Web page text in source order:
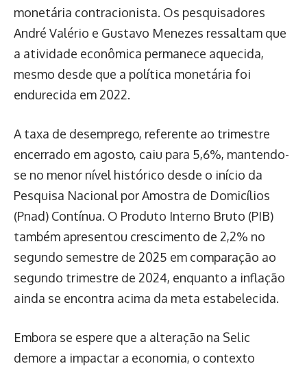
monetária contracionista. Os pesquisadores
André Valério e Gustavo Menezes ressaltam que
a atividade econômica permanece aquecida,
mesmo desde que a política monetária foi
endurecida em 2022.
A taxa de desemprego, referente ao trimestre
encerrado em agosto, caiu para 5,6%, mantendo-
se no menor nível histórico desde o início da
Pesquisa Nacional por Amostra de Domicílios
(Pnad) Contínua. O Produto Interno Bruto (PIB)
também apresentou crescimento de 2,2% no
segundo semestre de 2025 em comparação ao
segundo trimestre de 2024, enquanto a inflação
ainda se encontra acima da meta estabelecida.
Embora se espere que a alteração na Selic
demore a impactar a economia, o contexto